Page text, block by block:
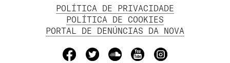
POLÍTICA DE PRIVACIDADE
POLÍTICA DE COOKIES
PORTAL DE DENÚNCIAS DA NOVA